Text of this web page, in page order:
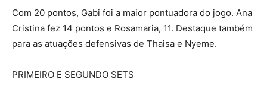
Com 20 pontos, Gabi foi a maior pontuadora do jogo. Ana
Cristina fez 14 pontos e Rosamaria, 11. Destaque também
para as atuações defensivas de Thaisa e Nyeme.
PRIMEIRO E SEGUNDO SETS